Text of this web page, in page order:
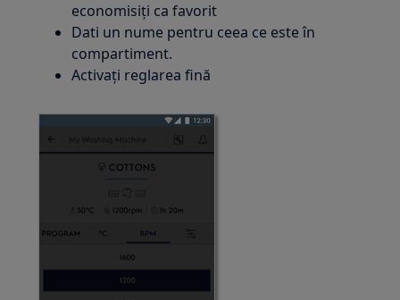
economisiți ca favorit
Dati un nume pentru ceea ce este în
compartiment.
Activați reglarea fină